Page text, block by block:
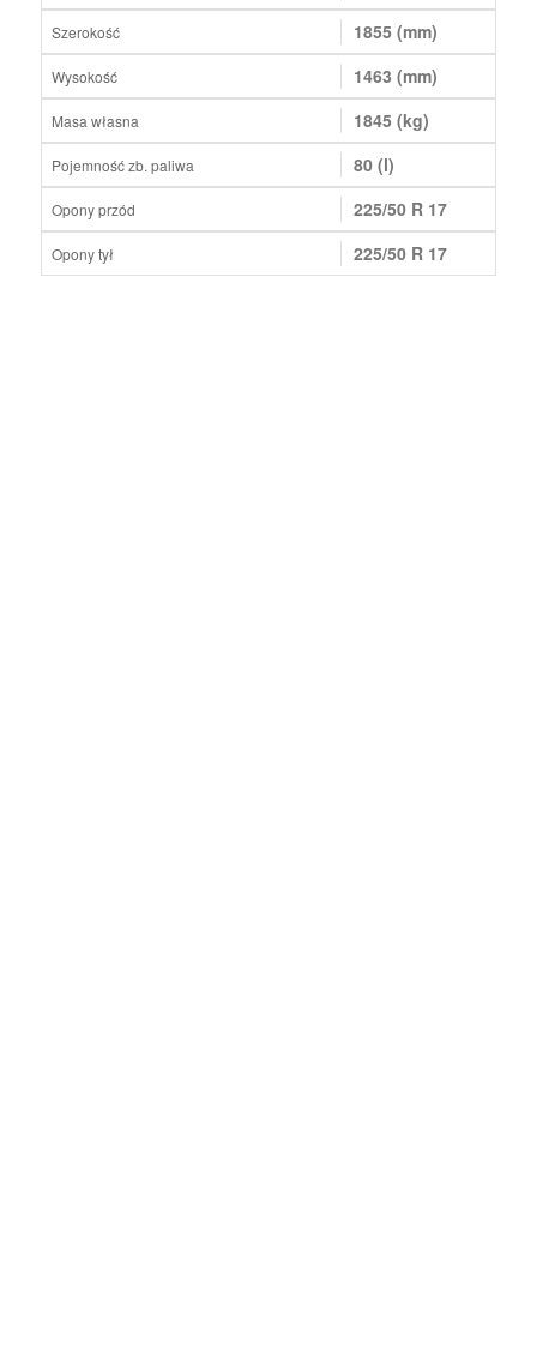
Szerokość 1855 (mm)
Wysokość 1463 (mm)
Masa własna 1845 (kg)
Pojemność zb. paliwa 80 (l)
Opony przód 225/50 R 17
Opony tył 225/50 R 17